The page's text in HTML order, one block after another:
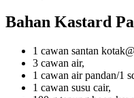
Bahan Kastard
1 cawan santan
3 cawan air,
1 cawan air pandan/1
1 cawan susu cair,